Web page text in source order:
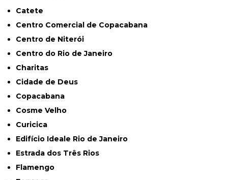
Catete
Centro Comercial de Copacabana
Centro de Niterói
Centro do Rio de Janeiro
Charitas
Cidade de Deus
Copacabana
Cosme Velho
Curicica
Edifício Ideale Rio de Janeiro
Estrada dos Três Rios
Flamengo